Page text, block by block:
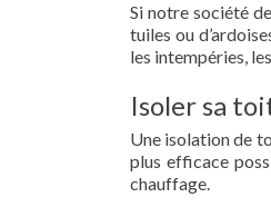
Si notre société
tuiles ou
les intempéries,
Isoler sa
Une isolation de
plus efficace
chauffage.